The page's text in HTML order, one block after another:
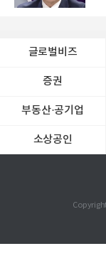
글로벌비즈
증권
부동산·공기업
소상공인